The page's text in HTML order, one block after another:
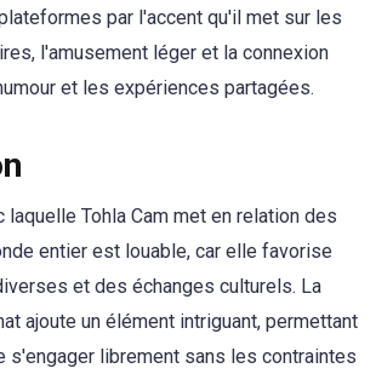
par l'accent qu'il met sur les
l'amusement léger et la connexion
et les expériences partagées.
laquelle Tohla Cam met en relation des
entier est louable, car elle favorise
et des échanges culturels. La
ajoute un élément intriguant, permettant
s'engager librement sans les contraintes